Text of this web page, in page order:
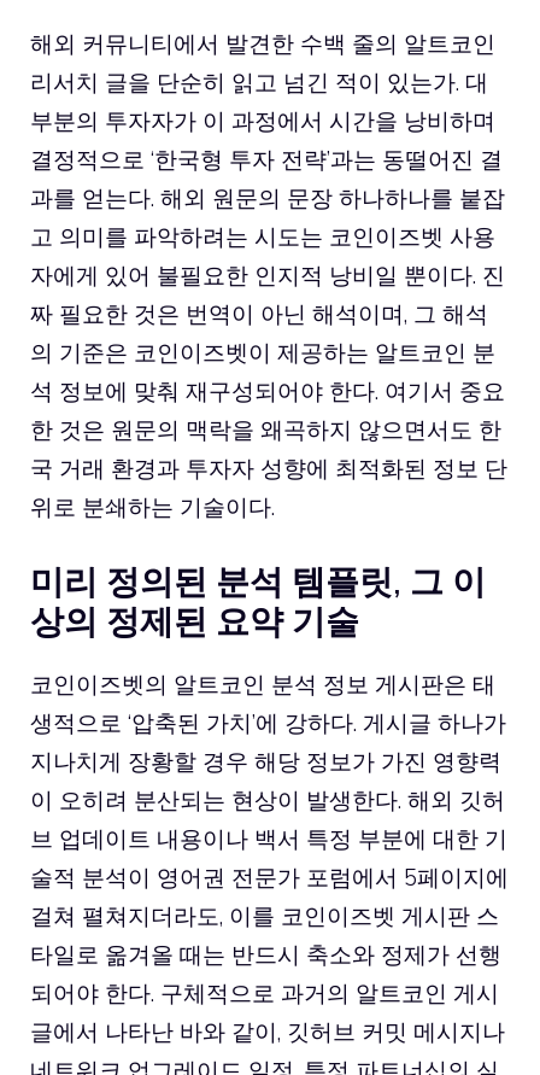
해외 커뮤니티에서 발견한 수백 줄의 알트코인
리서치 글을 단순히 읽고 넘긴 적이 있는가. 대
부분의 투자자가 이 과정에서 시간을 낭비하며
결정적으로 ‘한국형 투자 전략’과는 동떨어진 결
과를 얻는다. 해외 원문의 문장 하나하나를 붙잡
고 의미를 파악하려는 시도는 코인이즈벳 사용
자에게 있어 불필요한 인지적 낭비일 뿐이다. 진
짜 필요한 것은 번역이 아닌 해석이며, 그 해석
의 기준은 코인이즈벳이 제공하는 알트코인 분
석 정보에 맞춰 재구성되어야 한다. 여기서 중요
한 것은 원문의 맥락을 왜곡하지 않으면서도 한
국 거래 환경과 투자자 성향에 최적화된 정보 단
위로 분쇄하는 기술이다.
미리 정의된 분석 템플릿, 그 이
상의 정제된 요약 기술
코인이즈벳의 알트코인 분석 정보 게시판은 태
생적으로 ‘압축된 가치’에 강하다. 게시글 하나가
지나치게 장황할 경우 해당 정보가 가진 영향력
이 오히려 분산되는 현상이 발생한다. 해외 깃허
브 업데이트 내용이나 백서 특정 부분에 대한 기
술적 분석이 영어권 전문가 포럼에서 5페이지에
걸쳐 펼쳐지더라도, 이를 코인이즈벳 게시판 스
타일로 옮겨올 때는 반드시 축소와 정제가 선행
되어야 한다. 구체적으로 과거의 알트코인 게시
글에서 나타난 바와 같이, 깃허브 커밋 메시지나